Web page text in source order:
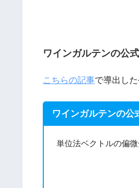
ワインガルテンの公
こちらの記事で導出し
ワインガルテンの公
単位法ベクトルの偏